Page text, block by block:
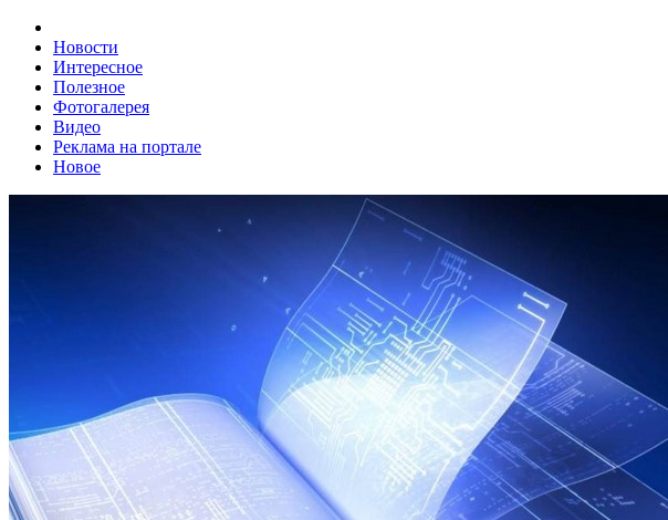
Новости
Интересное
Полезное
Фотогалерея
Видео
Реклама на портале
Новое